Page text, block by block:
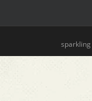
sparkling